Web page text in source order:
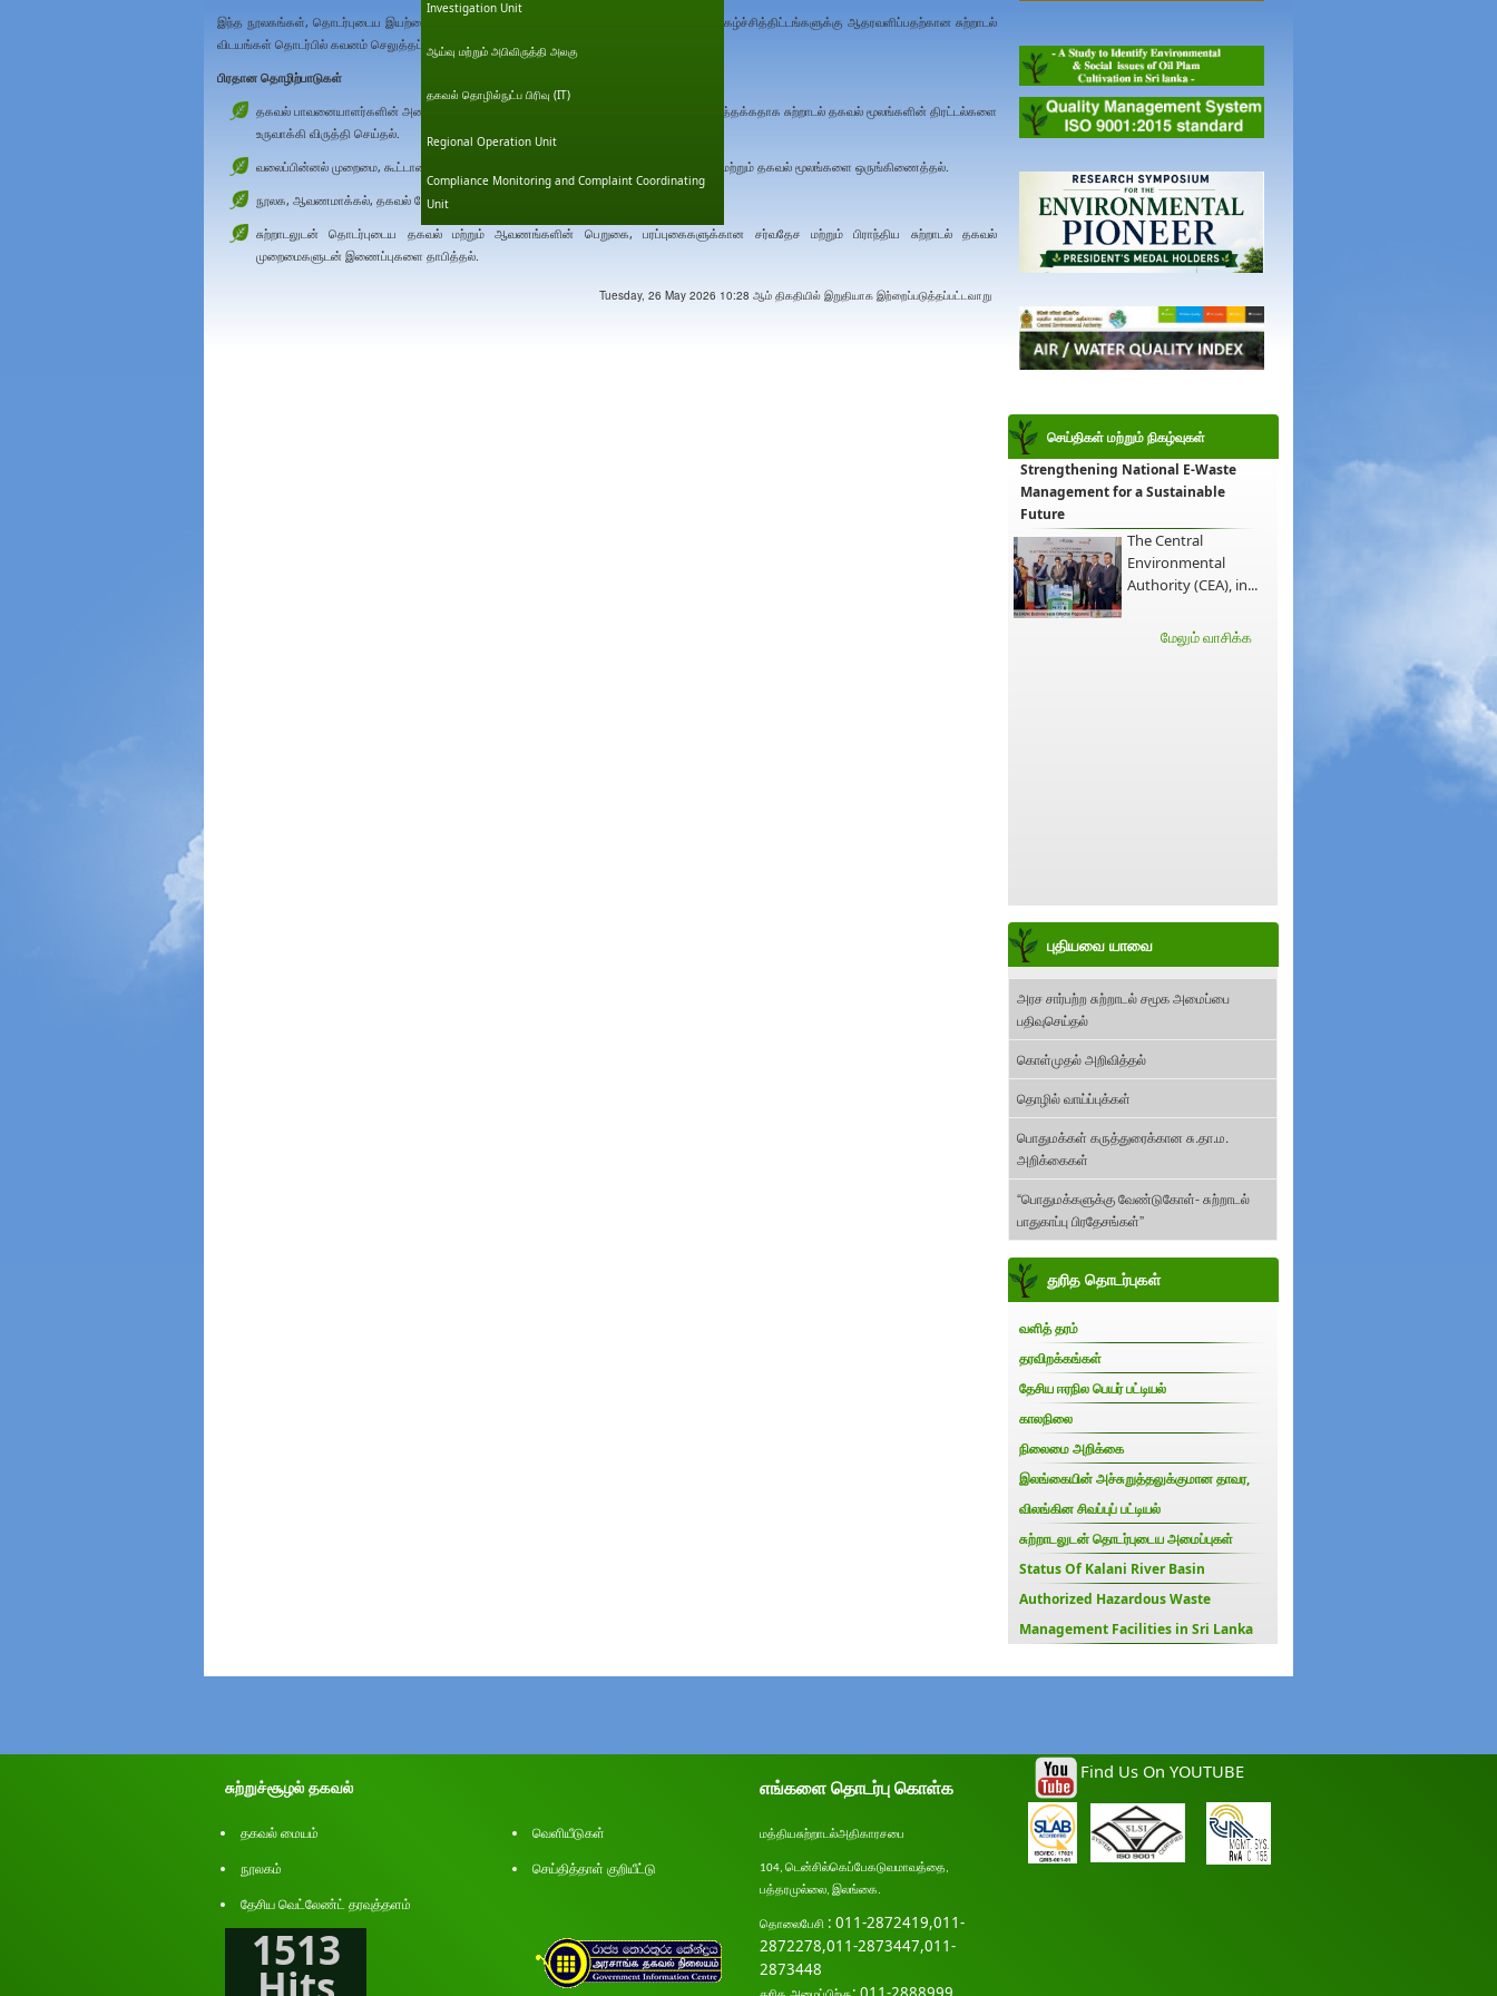
Investigation Unit
ஆய்வு மற்றும் அபிவிருத்தி அலகு
தகவல் தொழில்நுட்ப பிரிவு (IT)
Regional Operation Unit
Compliance Monitoring and Complaint Coordinating
Unit
இந்த நூலகங்கள், தொடர்புடைய இயற்கை கள நிலையங்களினால் நடாத்தப்படுகின்ற விழிப்புணர்வு நிகழ்ச்சித்திட்டங்களுக்கு ஆதரவளிப்பதற்கான சுற்றாடல்
விடயங்கள் தொடர்பில் கவனம் செலுத்தப்பட்ட தமது திரட்டலை பேணிவருகின்றன.
பிரதான தொழிற்பாடுகள்
தகவல் பாவனையாளர்களின் அனைத்து வகுதியினது தகவல் தேவைகளையும் திருப்தி செய்யத்தக்கதாக சுற்றாடல் தகவல் மூலங்களின் திரட்டல்களை
உருவாக்கி விருத்தி செய்தல்.
வலைப்பின்னல் முறைமை, கூட்டாண்மை நிகழ்ச்சித்திட்டங்கள் ஊடாக சுற்றாடல் தகவல் திரட்டல் மற்றும் தகவல் மூலங்களை ஒருங்கிணைத்தல்.
நூலக, ஆவணமாக்கல், தகவல் சேவைகளை வழங்குதல்.
சுற்றாடலுடன் தொடர்புடைய தகவல் மற்றும் ஆவணங்களின் பெறுகை, பரப்புகைகளுக்கான சர்வதேச மற்றும் பிராந்திய சுற்றாடல் தகவல்
முறைமைகளுடன் இணைப்புகளை தாபித்தல்.
Tuesday, 26 May 2026 10:28 ஆம் திகதியில் இறுதியாக இற்றைப்படுத்தப்பட்டவாறு
செய்திகள் மற்றும் நிகழ்வுகள்
Strengthening National E-Waste
Management for a Sustainable
Future
The Central
Environmental
Authority (CEA), in...
மேலும் வாசிக்க
புதியவை யாவை
அரச சார்பற்ற சுற்றாடல் சமூக அமைப்பை
பதிவுசெய்தல்
கொள்முதல் அறிவித்தல்
தொழில் வாய்ப்புக்கள்
பொதுமக்கள் கருத்துரைக்கான சு.தா.ம.
அறிக்கைகள்
“பொதுமக்களுக்கு வேண்டுகோள்- சுற்றாடல்
பாதுகாப்பு பிரதேசங்கள்”
துரித தொடர்புகள்
வளித் தரம்
தரவிறக்கங்கள்
தேசிய ஈரநில பெயர் பட்டியல்
காலநிலை
நிலைமை அறிக்கை
இலங்கையின் அச்சுறுத்தலுக்குமான தாவர,
விலங்கின சிவப்புப் பட்டியல்
சுற்றாடலுடன் தொடர்புடைய அமைப்புகள்
Status Of Kalani River Basin
Authorized Hazardous Waste
Management Facilities in Sri Lanka
சுற்றுச்சூழல் தகவல்
தகவல் மையம்
வெளியீடுகள்
நூலகம்
செய்தித்தாள் குறியீட்டு
தேசிய வெட்லேண்ட் தரவுத்தளம்
1513
எங்களை தொடர்பு கொள்க
மத்தியசுற்றாடல்அதிகாரசபை
104, டென்சில்கெப்பேகடுவமாவத்தை,
பத்தரமுல்லை, இலங்கை
தொலைபேசி : 011-2872419,011-
2872278,011-2873447,011-
2873448
Find Us On YOUTUBE